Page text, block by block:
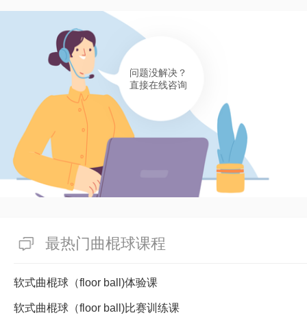
问题没解决？
直接在线咨询
最热门曲棍球课程
软式曲棍球（floor ball)体验课
软式曲棍球（floor ball)比赛训练课